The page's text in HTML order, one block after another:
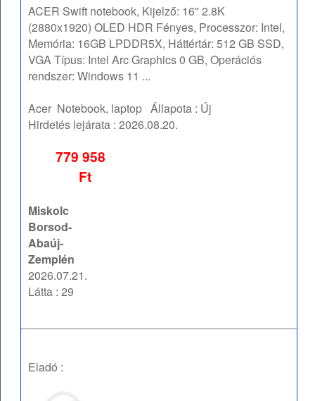
ACER Swift notebook, Kijelző: 16" 2.8K
(2880x1920) OLED HDR Fényes, Processzor: Intel,
Memória: 16GB LPDDR5X, Háttértár: 512 GB SSD,
VGA Típus: Intel Arc Graphics 0 GB, Operációs
rendszer: Windows 11 ...
Acer Notebook, laptop Állapota : Új
Hirdetés lejárata :2026.08.20.
779 958
Ft
Miskolc
Borsod-
Abaúj-
Zemplén
2026.07.21.
Látta : 29
Eladó :